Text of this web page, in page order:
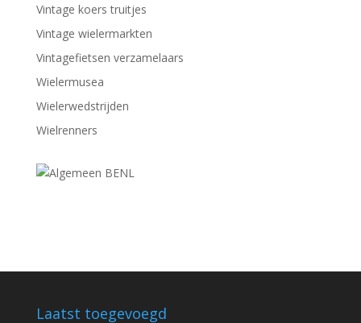
Vintage koers truitjes
Vintage wielermarkten
Vintagefietsen verzamelaars
Wielermusea
Wielerwedstrijden
Wielrenners
Laatst toegevoegd